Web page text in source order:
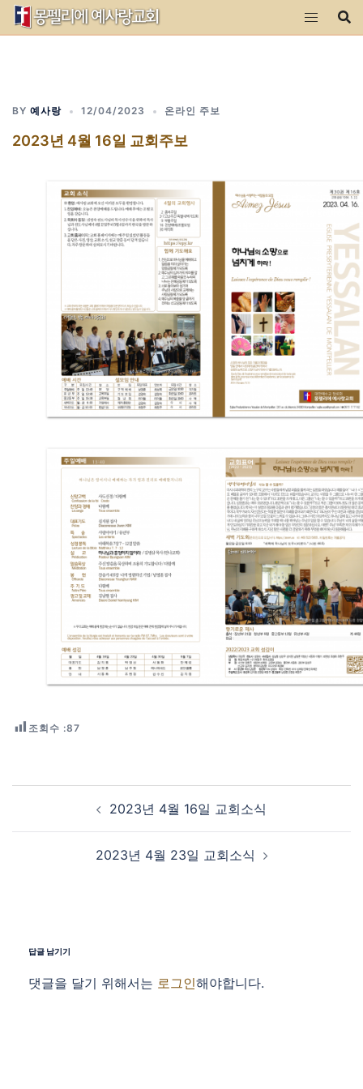
Skip
BY 예사랑 12/04/2023 온라인 주보
2023년 4월 16일 교회주보
조회수 :87
Post navigation
2023년 4월 16일 교회소식
2023년 4월 23일 교회소식
답글 남기기
댓글을 달기 위해서는 로그인해야합니다.